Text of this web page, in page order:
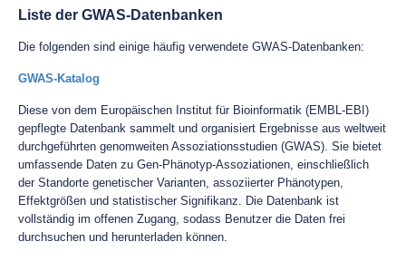
Liste der GWAS-Datenbanken
Die folgenden sind einige häufig verwendete GWAS-Datenbanken:
GWAS-Katalog
Diese von dem Europäischen Institut für Bioinformatik (EMBL-EBI)
gepflegte Datenbank sammelt und organisiert Ergebnisse aus weltweit
durchgeführten genomweiten Assoziationsstudien (GWAS). Sie bietet
umfassende Daten zu Gen-Phänotyp-Assoziationen, einschließlich
der Standorte genetischer Varianten, assoziierter Phänotypen,
Effektgrößen und statistischer Signifikanz. Die Datenbank ist
vollständig im offenen Zugang, sodass Benutzer die Daten frei
durchsuchen und herunterladen können.